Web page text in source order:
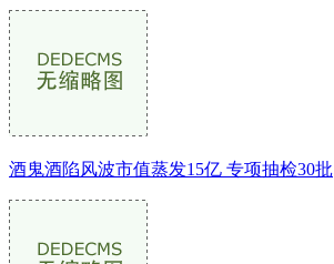
酒鬼酒陷风波市值蒸发15亿 专项抽检30批